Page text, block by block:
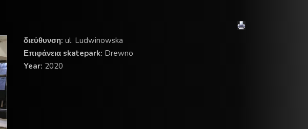
διεύθυνση: ul. Ludwinowska
Επιφάνεια skatepark: Drewno
Year: 2020